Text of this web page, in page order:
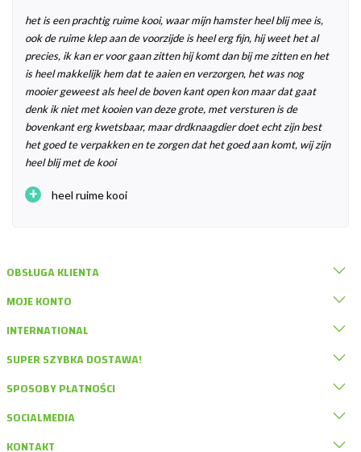
het is een prachtig ruime kooi, waar mijn hamster heel blij mee is,
ook de ruime klep aan de voorzijde is heel erg fijn, hij weet het al
precies, ik kan er voor gaan zitten hij komt dan bij me zitten en het
is heel makkelijk hem dat te aaien en verzorgen, het was nog
mooier geweest als heel de boven kant open kon maar dat gaat
denk ik niet met kooien van deze grote, met versturen is de
bovenkant erg kwetsbaar, maar drdknaagdier doet echt zijn best
het goed te verpakken en te zorgen dat het goed aan komt, wij zijn
heel blij met de kooi
+ heel ruime kooi
OBSŁUGA KLIENTA
MOJE KONTO
INTERNATIONAL
SUPER SZYBKA DOSTAWA!
SPOSOBY PŁATNOŚCI
SOCIALMEDIA
KONTAKT